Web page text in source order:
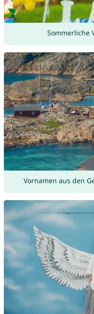
Sommerliche
Vornamen aus den